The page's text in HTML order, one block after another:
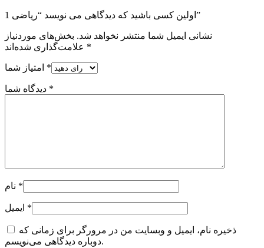
اولین کسی باشید که دیدگاهی می نویسد “ریاضی 1”
نشانی ایمیل شما منتشر نخواهد شد. بخش‌های موردنیاز
*
*
*
*
*
ذخیره نام، ایمیل و وبسایت من در مرورگر برای زمانی که
دوباره دیدگاهی می‌نویسم.